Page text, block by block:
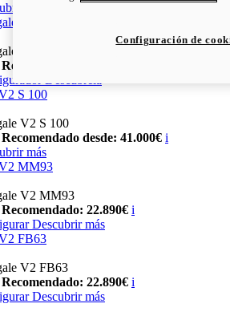
más
V2 / V2 S
V2
17.690€
S 100
V2 S 100
desde: 41.000€ i
más
MM93
V2 MM93
22.890€ i
Descubrir más
FB63
V2 FB63
22.890€ i
Descubrir más
Configuración de